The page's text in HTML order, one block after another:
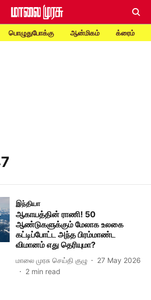
பொழுதுபோக்கு ஆன்மிகம் க்ரைம்
இந்தியா
ஆகாயத்தின் ராணி! 50
ஆண்டுகளுக்கும் மேலாக உலகை
கட்டிப்போட்ட அந்த பிரம்மாண்ட
விமானம் எது தெரியுமா?
மாலை முரசு செய்தி குழு
27 May 2026
2 min read